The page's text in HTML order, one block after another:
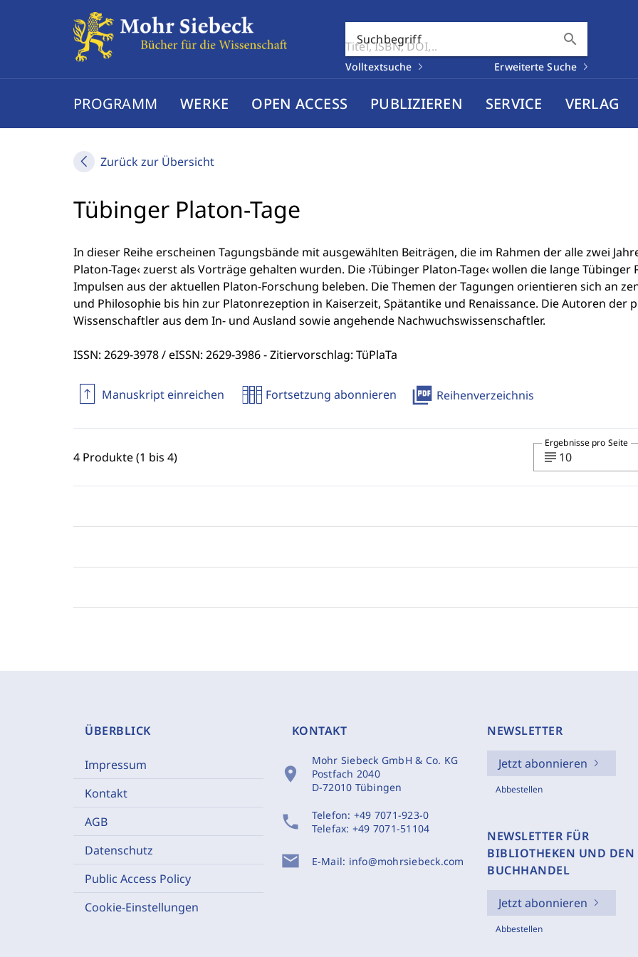
Suchbegriff search
Volltextsuche Erweiterte Suche
PROGRAMM WERKE OPEN ACCESS PUBLIZIEREN SERVICE VERLAG
Zurück zur Übersicht
Tübinger Platon-Tage
In dieser Reihe erscheinen Tagungsbände mit ausgewählten Beiträgen, die im Rahmen der alle zwei
Platon­-Tage‹ zuerst als Vorträge gehalten wurden. Die ›Tübinger Platon­-Tage‹ wollen die lange
Impulsen aus der aktuellen Platon-­Forschung beleben. Die Themen der Tagungen orientieren sich an
und Philosophie bis hin zur Platonrezeption in Kaiserzeit, Spätantike und Renaissance. Die Autoren der
Wissenschaftler aus dem In-­ und Ausland sowie an­gehende Nachwuchswissenschaftler.
ISSN: 2629-3978 / eISSN: 2629-3986 - Zitiervorschlag: TüPlaTa
Manuskript einreichen Fortsetzung abonnieren picture_as_pdf Reihenverzeichnis
4 Produkte (1 bis 4) subject 10
Ergebnisse pro Seite
ÜBERBLICK
Impressum
Kontakt
AGB
Datenschutz
Public Access Policy
Cookie-Einstellungen
KONTAKT
location_on
Mohr Siebeck GmbH & Co. KG
Postfach 2040
D-72010 Tübingen
phone Telefon: +49 7071-923-0
Telefax: +49 7071-51104
mail E-Mail: info@mohrsiebeck.com
NEWSLETTER
Jetzt abonnieren
Abbestellen
NEWSLETTER FÜR
BIBLIOTHEKEN UND DEN
BUCHHANDEL
Jetzt abonnieren
Abbestellen